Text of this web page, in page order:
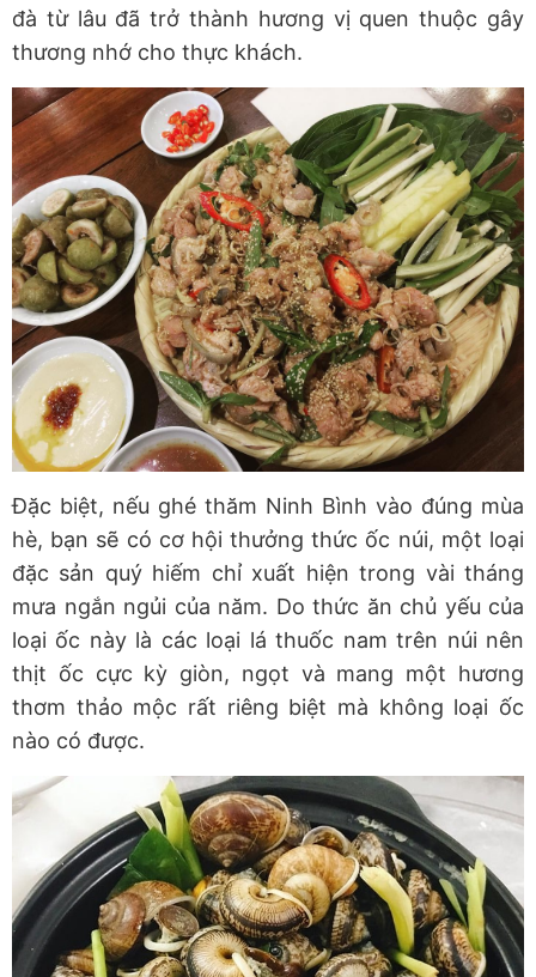
đà từ lâu đã trở thành hương vị quen thuộc gây
thương nhớ cho thực khách.
Đặc biệt, nếu ghé thăm Ninh Bình vào đúng mùa
hè, bạn sẽ có cơ hội thưởng thức ốc núi, một loại
đặc sản quý hiếm chỉ xuất hiện trong vài tháng
mưa ngắn ngủi của năm. Do thức ăn chủ yếu của
loại ốc này là các loại lá thuốc nam trên núi nên
thịt ốc cực kỳ giòn, ngọt và mang một hương
thơm thảo mộc rất riêng biệt mà không loại ốc
nào có được.